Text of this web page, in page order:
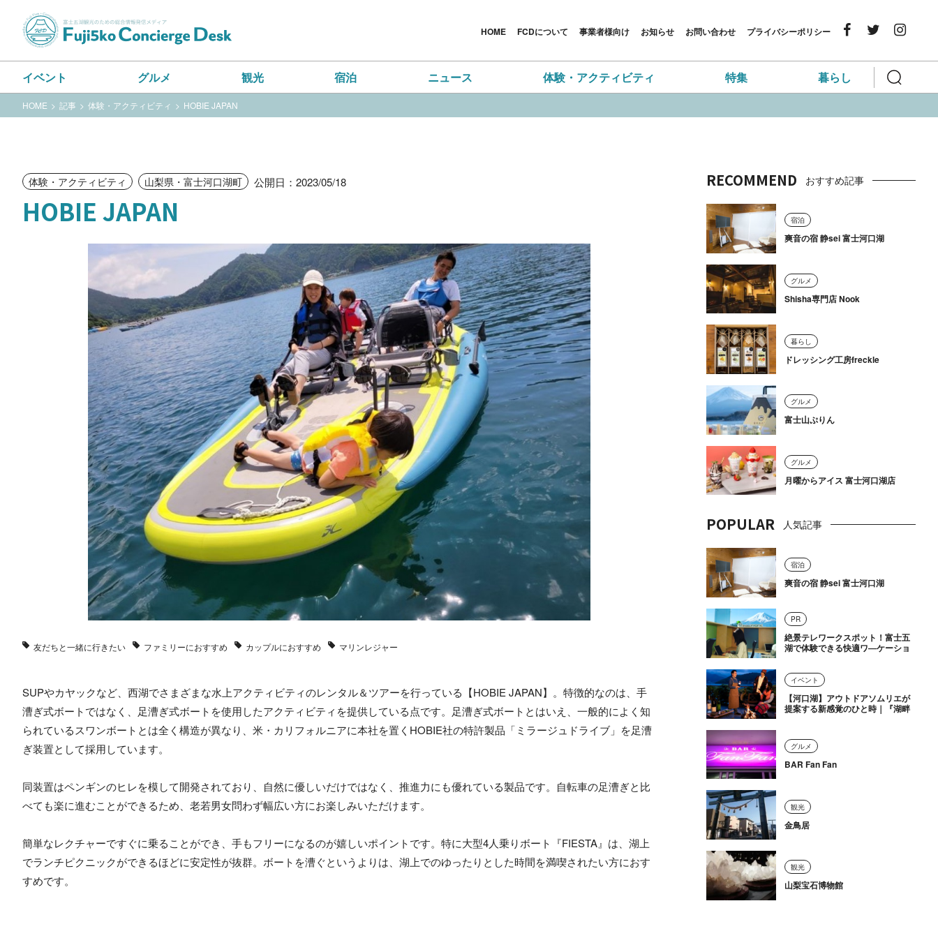
HOME FCDについて 事業者様向け お知らせ お問い合わせ プライバシーポリシー
イベント グルメ 観光 宿泊 ニュース 体験・アクティビティ 特集 暮らし
HOME 記事 体験・アクティビティ HOBIE JAPAN
体験・アクティビティ 山梨県・富士河口湖町 公開日：2023/05/18
HOBIE JAPAN
友だちと一緒に行きたい ファミリーにおすすめ カップルにおすすめ マリンレジャー
SUPやカヤックなど、西湖でさまざまな水上アクティビティのレンタル＆ツアーを行っている【HOBIE JAPAN】。特徴的なのは、手
漕ぎ式ボートではなく、足漕ぎ式ボートを使用したアクティビティを提供している点です。足漕ぎ式ボートとはいえ、一般的によく知
られているスワンボートとは全く構造が異なり、米・カリフォルニアに本社を置くHOBIE社の特許製品「ミラージュドライブ」を足漕
ぎ装置として採用しています。
同装置はペンギンのヒレを模して開発されており、自然に優しいだけではなく、推進力にも優れている製品です。自転車の足漕ぎと比
べても楽に進むことができるため、老若男女問わず幅広い方にお楽しみいただけます。
簡単なレクチャーですぐに乗ることができ、手もフリーになるのが嬉しいポイントです。特に大型4人乗りボート『FIESTA』は、湖上
でランチピクニックができるほどに安定性が抜群。ボートを漕ぐというよりは、湖上でのゆったりとした時間を満喫されたい方におす
すめです。
RECOMMEND おすすめ記事
宿泊
爽音の宿 静sei 富士河口湖
詳細 グルメ
Shisha専門店 Nook
詳細 暮らし
ドレッシング工房freckle
詳細 グルメ
富士山ぷりん
詳細 グルメ
月曜からアイス 富士河口湖店
POPULAR 人気記事
詳細 宿泊
爽音の宿 静sei 富士河口湖
詳細 PR
絶景テレワークスポット！富士五
湖で体験できる快適ワ―ケーショ
イベント
【河口湖】アウトドアソムリエが
提案する新感覚のひと時｜『湖畔
詳細 グルメ
BAR Fan Fan
観光
金鳥居
詳細 観光
山梨宝石博物館